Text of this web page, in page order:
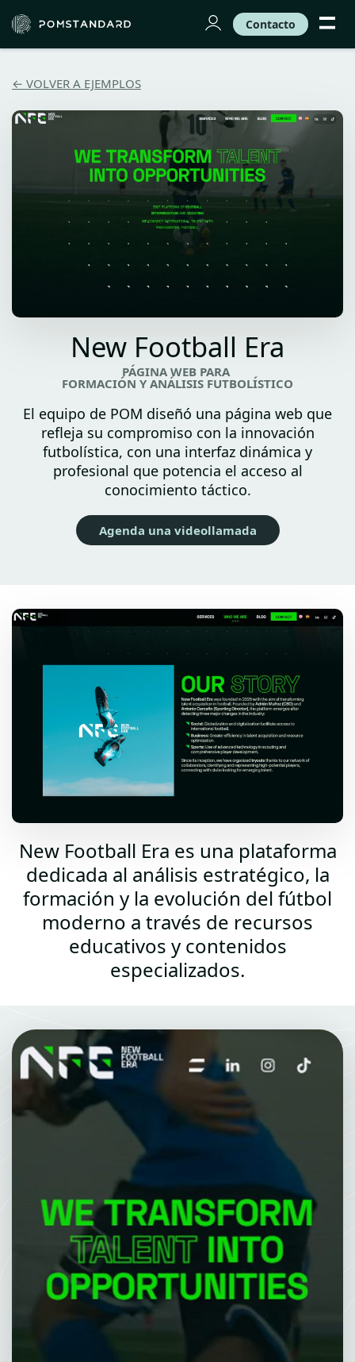
Contacto
← VOLVER A EJEMPLOS
New Football Era
PÁGINA WEB PARA
FORMACIÓN Y ANÁLISIS FUTBOLÍSTICO
El equipo de POM diseñó una página web que
refleja su compromiso con la innovación
futbolística, con una interfaz dinámica y
profesional que potencia el acceso al
conocimiento táctico.
Agenda una videollamada
New Football Era es una plataforma
dedicada al análisis estratégico, la
formación y la evolución del fútbol
moderno a través de recursos
educativos y contenidos
especializados.